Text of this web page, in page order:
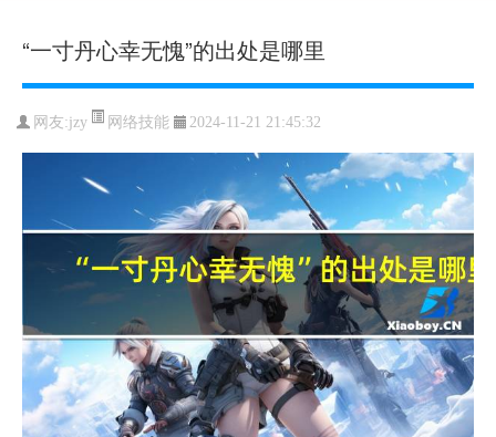
“一寸丹心幸无愧”的出处是哪里
网友:jzy 网络技能 2024-11-21 21:45:32